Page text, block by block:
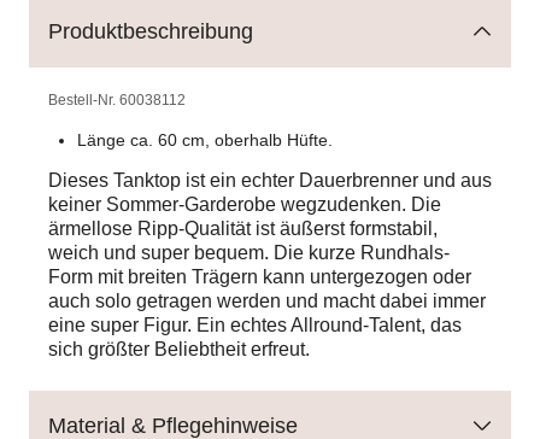
Produktbeschreibung
Bestell-Nr. 60038112
Länge ca. 60 cm, oberhalb Hüfte.
Dieses Tanktop ist ein echter Dauerbrenner und aus
keiner Sommer-Garderobe wegzudenken. Die
ärmellose Ripp-Qualität ist äußerst formstabil,
weich und super bequem. Die kurze Rundhals-
Form mit breiten Trägern kann untergezogen oder
auch solo getragen werden und macht dabei immer
eine super Figur. Ein echtes Allround-Talent, das
sich größter Beliebtheit erfreut.
Material & Pflegehinweise